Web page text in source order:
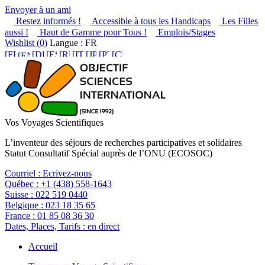
Envoyer à un ami
Restez informés !
Accessible à tous les Handicaps
Les Filles
aussi !
Haut de Gamme pour Tous !
Emplois/Stages
Wishlist (0) Langue : FR
Vos Voyages Scientifiques
L’inventeur des séjours de recherches participatives et solidaires
Statut Consultatif Spécial auprès de l’ONU (ECOSOC)
Courriel : Ecrivez-nous
Québec : +1 (438) 558-1643
Suisse : 022 519 0440
Belgique : 023 18 35 65
France : 01 85 08 36 30
Dates, Places, Tarifs : en direct
Accueil